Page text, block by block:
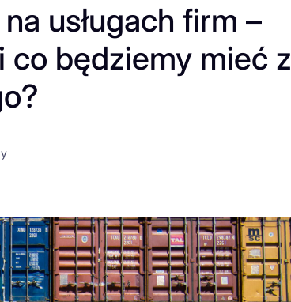
usługach firm –
co będziemy mieć z